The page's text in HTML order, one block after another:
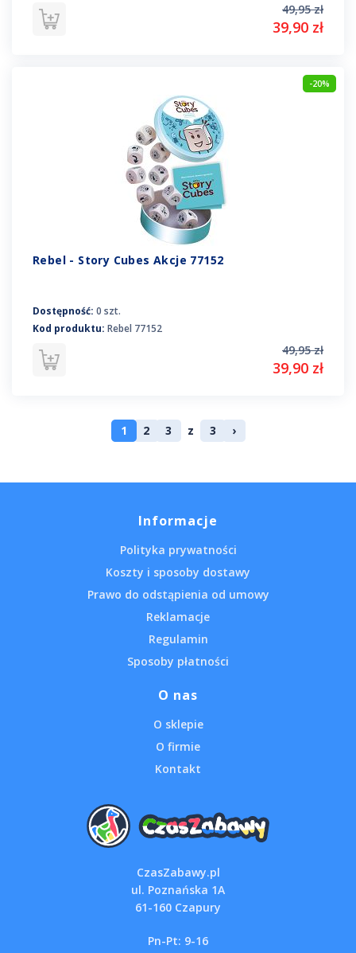
49,95 zł
39,90 zł
-20%
Rebel - Story Cubes Akcje 77152
Dostępność: 0 szt.
Kod produktu: Rebel 77152
49,95 zł
39,90 zł
1 2 3 z 3 ›
Informacje
Polityka prywatności
Koszty i sposoby dostawy
Prawo do odstąpienia od umowy
Reklamacje
Regulamin
Sposoby płatności
O nas
O sklepie
O firmie
Kontakt
CzasZabawy.pl
ul. Poznańska 1A
61-160 Czapury
Pn-Pt: 9-16